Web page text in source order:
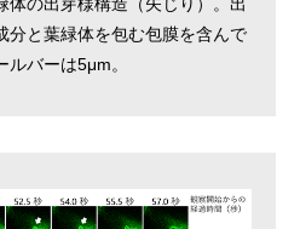
体の出芽様構造（矢じり）。出
分と葉緑体を包む包膜を含んで
バーは5μm。